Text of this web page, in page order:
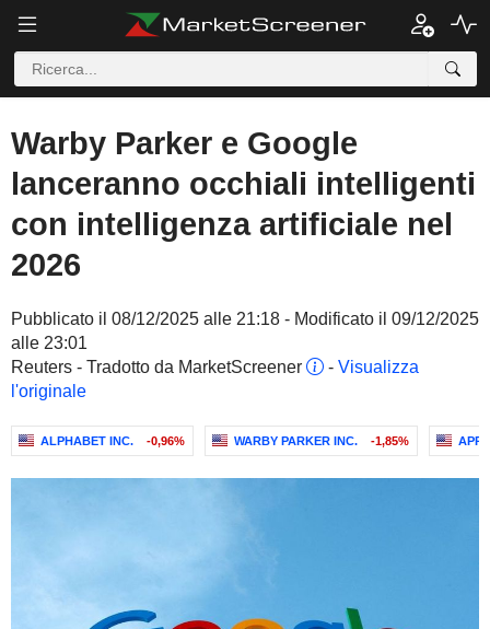
Warby Parker e Google
lanceranno occhiali intelligenti
con intelligenza artificiale nel
2026
Pubblicato il 08/12/2025 alle 21:18 - Modificato il 09/12/2025
alle 23:01
Reuters - Tradotto da MarketScreener
- Visualizza
l'originale
ALPHABET INC. -0,96% WARBY PARKER INC. -1,85%